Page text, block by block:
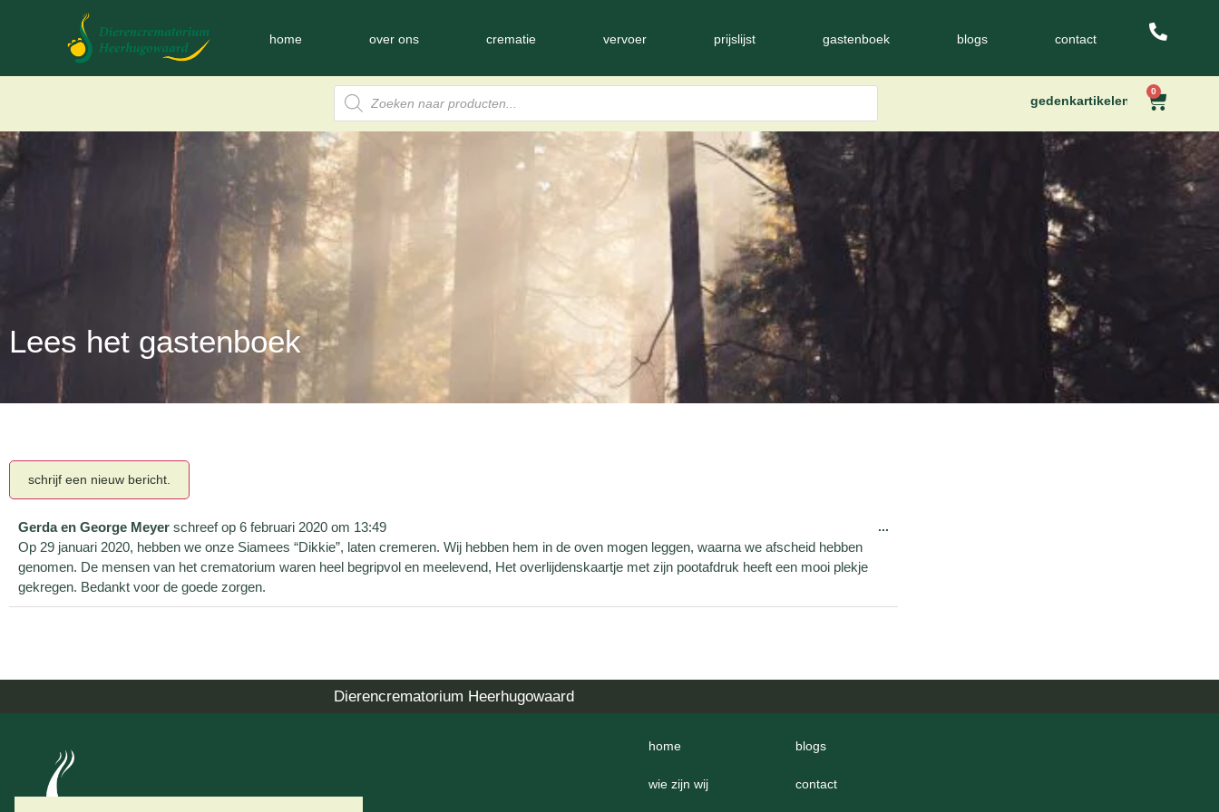
home over ons crematie vervoer prijslijst gastenboek blogs contact
gedenkartikelen
0
Lees het gastenboek
Gerda en George Meyer schreef op 6 februari 2020 om 13:49
Op 29 januari 2020, hebben we onze Siamees “Dikkie”, laten cremeren. Wij hebben hem in de oven mogen leggen, waarna we afscheid hebben
genomen. De mensen van het crematorium waren heel begripvol en meelevend, Het overlijdenskaartje met zijn pootafdruk heeft een mooi plekje
gekregen. Bedankt voor de goede zorgen.
...
Dierencrematorium Heerhugowaard
home
wie zijn wij
blogs
contact